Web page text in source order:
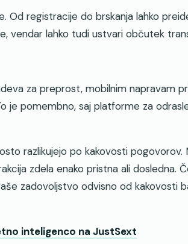
Od registracije do brskanja lahko
vendar lahko tudi ustvari občutek
za preprost, mobilnim napravam
je pomembno, saj platforme za
razlikujejo po kakovosti
zdela enako pristna ali dosledna.
zadovoljstvo odvisno od kakovosti
inteligenco na JustSext